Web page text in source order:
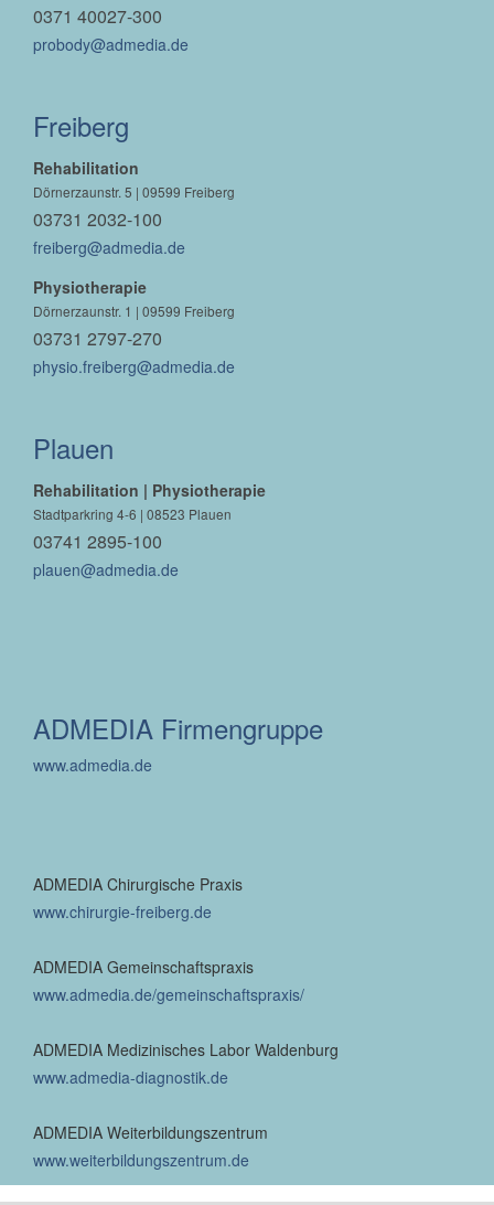
0371 40027-300
probody@admedia.de
Freiberg
Rehabilitation
Dörnerzaunstr. 5 | 09599 Freiberg
03731 2032-100
freiberg@admedia.de
Physiotherapie
Dörnerzaunstr. 1 | 09599 Freiberg
03731 2797-270
physio.freiberg@admedia.de
Plauen
Rehabilitation | Physiotherapie
Stadtparkring 4-6 | 08523 Plauen
03741 2895-100
plauen@admedia.de
ADMEDIA Firmengruppe
www.admedia.de
ADMEDIA Chirurgische Praxis
www.chirurgie-freiberg.de
ADMEDIA Gemeinschaftspraxis
www.admedia.de/gemeinschaftspraxis/
ADMEDIA Medizinisches Labor Waldenburg
www.admedia-diagnostik.de
ADMEDIA Weiterbildungszentrum
www.weiterbildungszentrum.de